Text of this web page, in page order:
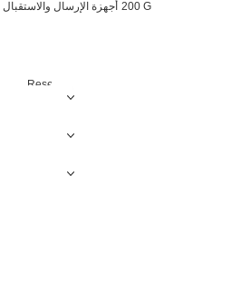
أجهزة الإرسال والاستقبال 200 G
Resetting